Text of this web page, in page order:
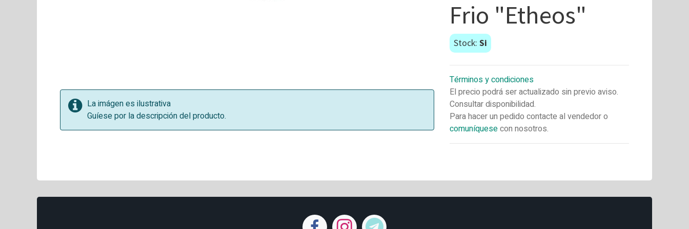
La imágen es ilustrativa
Guíese por la descripción del producto.
Frio "Etheos"
Stock: Si
Términos y condiciones
El precio podrá ser actualizado sin previo aviso.
Consultar disponibilidad.
Para hacer un pedido contacte al vendedor o
comuníquesecon nosotros.